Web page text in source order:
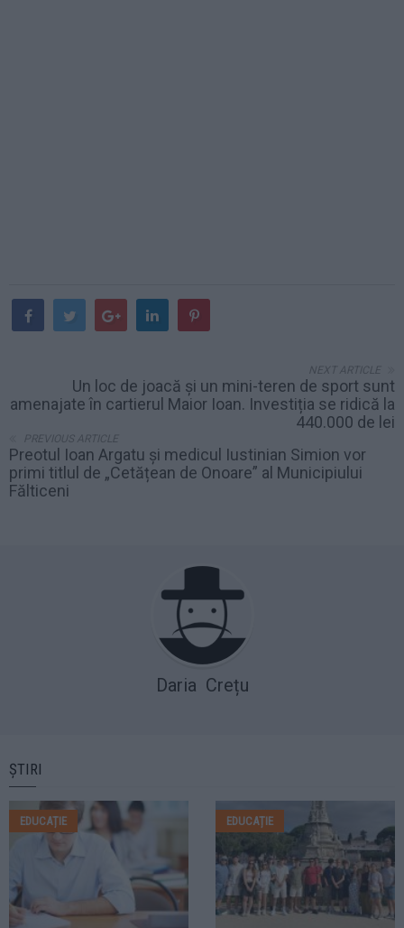
NEXT ARTICLE
Un loc de joacă și un mini-teren de sport sunt
amenajate în cartierul Maior Ioan. Investiția se ridică la
440.000 de lei
PREVIOUS ARTICLE
Preotul Ioan Argatu și medicul Iustinian Simion vor
primi titlul de „Cetățean de Onoare” al Municipiului
Fălticeni
Daria Crețu
ȘTIRI
EDUCAȚIE EDUCAȚIE